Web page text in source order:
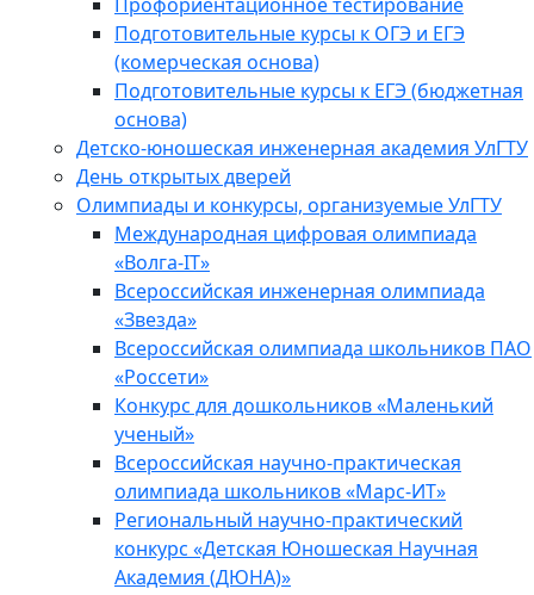
Подготовительные курсы к ОГЭ и ЕГЭ
(комерческая основа)
Подготовительные курсы к ЕГЭ (бюджетная
основа)
Детско-юношеская инженерная академия УлГТУ
День открытых дверей
Олимпиады и конкурсы, организуемые УлГТУ
Международная цифровая олимпиада
«Волга-IT»
Всероссийская инженерная олимпиада
«Звезда»
Всероссийская олимпиада школьников ПАО
«Россети»
Конкурс для дошкольников «Маленький
ученый»
Всероссийская научно-практическая
олимпиада школьников «Марс-ИТ»
Региональный научно-практический
конкурс «Детская Юношеская Научная
Академия (ДЮНА)»